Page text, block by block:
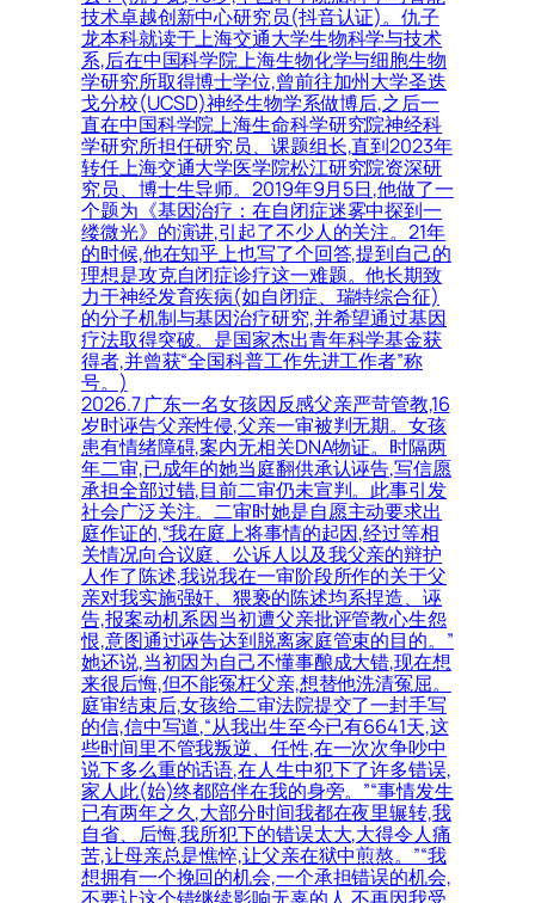
技术卓越创新中心研究员(抖音认证)。仇子
龙本科就读于上海交通大学生物科学与技术
系,后在中国科学院上海生物化学与细胞生物
学研究所取得博士学位,曾前往加州大学圣迭
戈分校(UCSD)神经生物学系做博后,之后一
直在中国科学院上海生命科学研究院神经科
学研究所担任研究员、课题组长,直到2023年
转任上海交通大学医学院松江研究院资深研
究员、博士生导师。2019年9月5日,他做了一
个题为《基因治疗：在自闭症迷雾中探到一
缕微光》的演讲,引起了不少人的关注。21年
的时候,他在知乎上也写了个回答,提到自己的
理想是攻克自闭症诊疗这一难题。他长期致
力于神经发育疾病(如自闭症、瑞特综合征)
的分子机制与基因治疗研究,并希望通过基因
疗法取得突破。是国家杰出青年科学基金获
得者,并曾获“全国科普工作先进工作者”称
号。)
2026.7 广东一名女孩因反感父亲严苛管教,16
岁时诬告父亲性侵,父亲一审被判无期。女孩
患有情绪障碍,案内无相关DNA物证。时隔两
年二审,已成年的她当庭翻供承认诬告,写信愿
承担全部过错,目前二审仍未宣判。此事引发
社会广泛关注。二审时她是自愿主动要求出
庭作证的,“我在庭上将事情的起因,经过等相
关情况向合议庭、公诉人以及我父亲的辩护
人作了陈述,我说我在一审阶段所作的关于父
亲对我实施强奸、猥亵的陈述均系捏造、诬
告,报案动机系因当初遭父亲批评管教心生怨
恨,意图通过诬告达到脱离家庭管束的目的。”
她还说,当初因为自己不懂事酿成大错,现在想
来很后悔,但不能冤枉父亲,想替他洗清冤屈。
庭审结束后,女孩给二审法院提交了一封手写
的信,信中写道,“从我出生至今已有6641天,这
些时间里不管我叛逆、任性,在一次次争吵中
说下多么重的话语,在人生中犯下了许多错误,
家人此(始)终都陪伴在我的身旁。”“事情发生
已有两年之久,大部分时间我都在夜里辗转,我
自省、后悔,我所犯下的错误太大,大得令人痛
苦,让母亲总是憔悴,让父亲在狱中煎熬。”“我
想拥有一个挽回的机会,一个承担错误的机会,